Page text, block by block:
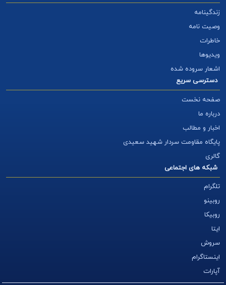
زندگینامه
وصیت نامه
خاطرات
ویدیوها
اشعار سروده شده
دسترسی سریع
صفحه نخست
درباره ما
اخبار و مطالب
پایگاه مقاومت سردار شهید سعیدی
گالری
شبکه های اجتماعی
تلگرام
روبینو
روبیکا
ایتا
سروش
اینستاگرام
آپارات